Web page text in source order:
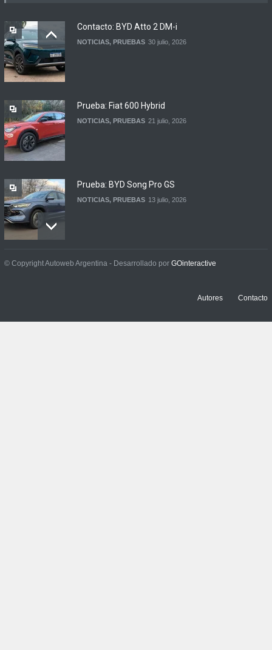
Contacto: BYD Atto 2 DM-i
NOTICIAS, PRUEBAS 30 julio, 2026
Prueba: Fiat 600 Hybrid
NOTICIAS, PRUEBAS 21 julio, 2026
Prueba: BYD Song Pro GS
NOTICIAS, PRUEBAS 13 julio, 2026
Contacto: Jeep Wrangler
© Copyright Autoweb Argentina - Desarrollado por GOinteractive
Autores Contacto